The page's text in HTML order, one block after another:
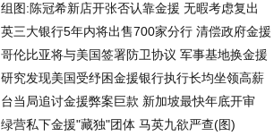
组图:陈冠希新店开张否认靠金援 无暇考虑复出
英三大银行5年内将出售700家分行 清偿政府金援
哥伦比亚将与美国签署防卫协议 军事基地换金援
研究发现美国受纾困金援银行执行长均坐领高薪
台当局追讨金援弊案巨款 新加坡最快年底开审
绿营私下金援"藏独"团体 马英九欲严查(图)